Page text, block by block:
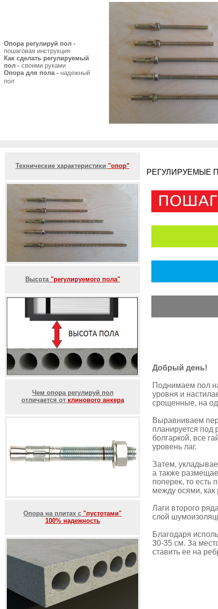
Опора регулируй пол -
пошаговая инструкция
Как сделать регулируемый
пол - своими руками
Опора для пола - надежный
пол
Технические характеристики "опор"
Высота "регулируемого пола"
Чем опора регулируй пол
отличается от клинового анкера
Опора на плитах с "пустотами"
100% надежность
РЕГУЛИРУЕМЫЕ
Добрый день!
Поднимаем пол
уровня и
срощенные, на
Выравниваем
планируется
болгаркой, все
уровень лаг.
Затем,
а также
поперек, то есть
между осями, как
Лаги второго
слой
Благодаря
30-35 см. За
ставить ее на